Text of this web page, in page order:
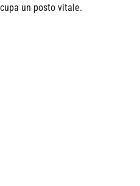
un posto vitale.